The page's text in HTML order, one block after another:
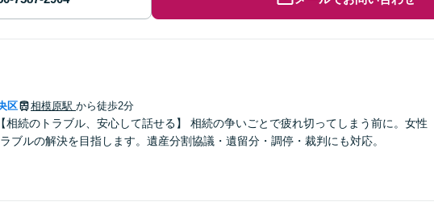
区 相模原駅 から徒歩2分
相続のトラブル、安心して話せる】 相続の争いごとで疲れ切ってしまう前に。女性
ブルの解決を目指します。遺産分割協議・遺留分・調停・裁判にも対応。